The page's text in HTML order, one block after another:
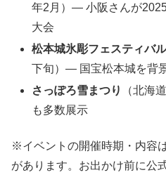
年2月）— 小阪さんが
大会
松本城氷彫フェスティバ
下旬）— 国宝松本城を背
さっぽろ雪まつり
（北海
も多数展示
※イベントの開催時期・内容
があります。お出かけ前に公